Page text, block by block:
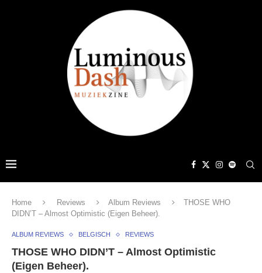
Home Reviews Album Reviews
THOSE WHO
DIDN’T – Almost Optimistic (Eigen Beheer).
ALBUM REVIEWS BELGISCH REVIEWS
THOSE WHO DIDN’T – Almost Optimistic
(Eigen Beheer).